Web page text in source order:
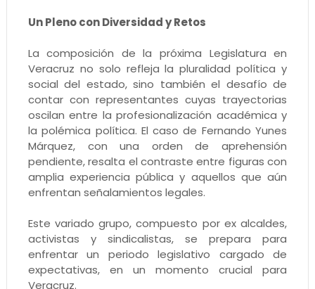
Un Pleno con Diversidad y Retos
La composición de la próxima Legislatura en
Veracruz no solo refleja la pluralidad política y
social del estado, sino también el desafío de
contar con representantes cuyas trayectorias
oscilan entre la profesionalización académica y
la polémica política. El caso de Fernando Yunes
Márquez, con una orden de aprehensión
pendiente, resalta el contraste entre figuras con
amplia experiencia pública y aquellos que aún
enfrentan señalamientos legales.
Este variado grupo, compuesto por ex alcaldes,
activistas y sindicalistas, se prepara para
enfrentar un periodo legislativo cargado de
expectativas, en un momento crucial para
Veracruz.